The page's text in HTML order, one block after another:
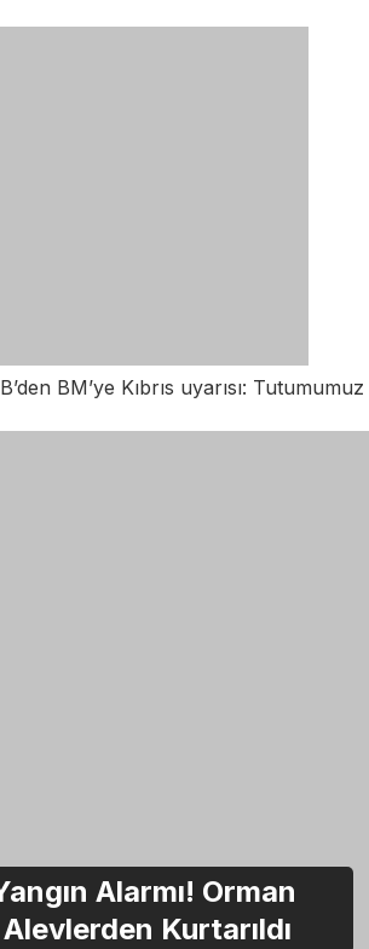
BM’ye Kıbrıs uyarısı: Tutumumuz
Alarmı! Orman
Kurtarıldı